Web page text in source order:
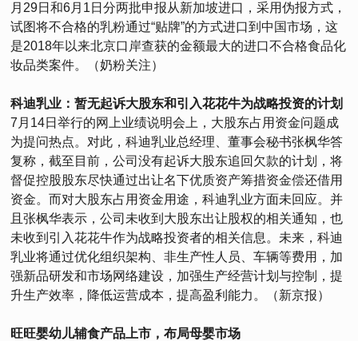
月29日和6月1日分两批申报从新加坡进口，采用伪报方式，
试图将不合格的乳粉通过“贴牌”的方式进口到中国市场，这
是2018年以来北京口岸查获的金额最大的进口不合格食品化
妆品类案件。（奶粉关注）
科迪乳业：暂无起诉大股东和引入花花牛为战略投资的计划
7月14日举行的网上业绩说明会上，大股东占用资金问题成
为提问热点。对此，科迪乳业总经理、董事会秘书张枫华答
复称，截至目前，公司没有起诉大股东追回欠款的计划，将
督促控股股东尽快通过出让名下优质资产筹措资金偿还借用
资金。而对大股东占用资金用途，科迪乳业方面未回应。并
且张枫华表示，公司未收到大股东出让股权的相关通知，也
未收到引入花花牛作为战略投资者的相关信息。未来，科迪
乳业将通过优化组织架构、非生产性人员、车辆等费用，加
强新品研发和市场网络建设，加强生产经营计划与控制，提
升生产效率，降低运营成本，提高盈利能力。（新京报）
旺旺婴幼儿辅食产品上市，布局母婴市场